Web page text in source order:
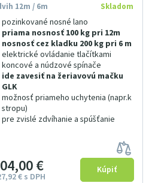
12m / 6m
pozinkované nosné lano
priama nosnosť 100 kg pri 12m
nosnosť cez kladku 200 kg pri 6 m
elektrické ovládanie tlačítkami
koncové a núdzové spínače
ide zavesiť na žeriavovú mačku
GLK
možnosť priameho uchytenia (napr.k
stropu)
pre zvislé zdvíhanie a spúšťanie
Skladom
00€
92€ s DPH